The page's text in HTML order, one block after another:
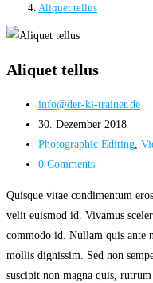
Aliquet tellus
Aliquet tellus
info@der-ki-trainer.de
30. Dezember 2018
Photographic Editing,
0 Comments
Quisque vitae condimentum
velit euismod id. Vivamus
commodo id. Nullam quis ante
mollis dignissim. Sed non
suscipit non magna quis,